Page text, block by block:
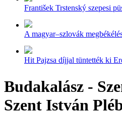
František Trstenský szepesi
A magyar–szlovák
Hit Pajzsa díjjal tüntették ki
Budakalász -
Szent István